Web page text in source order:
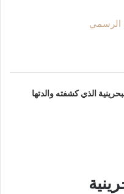
الرسمي
الذي كشفته والدتها